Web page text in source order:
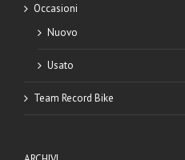
Occasioni
Nuovo
Usato
Team Record Bike